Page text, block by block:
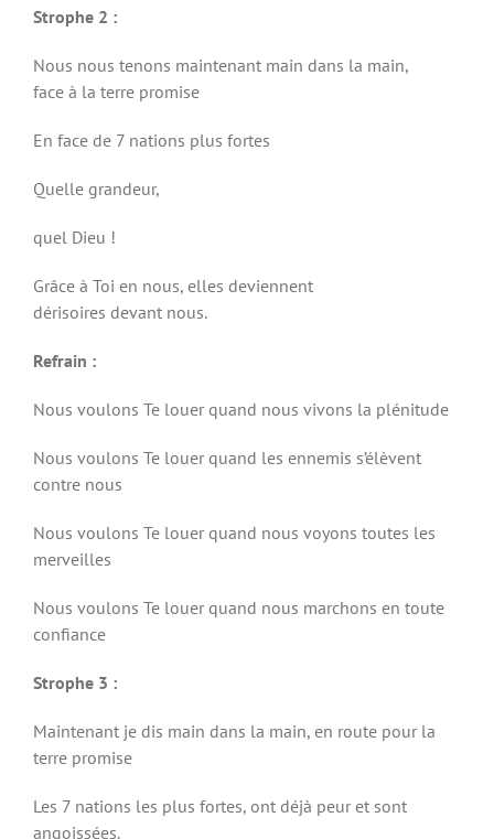
Strophe 2 :
Nous nous tenons maintenant main dans la main,
face à la terre promise
En face de 7 nations plus fortes
Quelle grandeur,
quel Dieu !
Grâce à Toi en nous, elles deviennent
dérisoires devant nous.
Refrain :
Nous voulons Te louer quand nous vivons la plénitude
Nous voulons Te louer quand les ennemis s’élèvent
contre nous
Nous voulons Te louer quand nous voyons toutes les
merveilles
Nous voulons Te louer quand nous marchons en toute
confiance
Strophe 3 :
Maintenant je dis main dans la main, en route pour la
terre promise
Les 7 nations les plus fortes, ont déjà peur et sont
angoissées.